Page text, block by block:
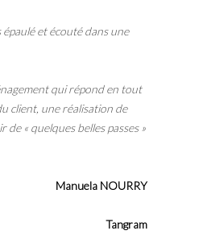
et écouté dans une
qui répond en tout
client, une réalisation de
de « quelques belles passes »
Manuela NOURRY
Tangram